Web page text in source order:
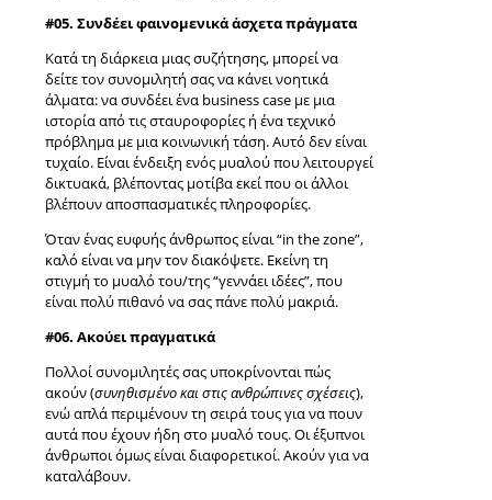
#05. Συνδέει φαινομενικά άσχετα πράγματα
Κατά τη διάρκεια μιας συζήτησης, μπορεί να
δείτε τον συνομιλητή σας να κάνει νοητικά
άλματα: να συνδέει ένα business case με μια
ιστορία από τις σταυροφορίες ή ένα τεχνικό
πρόβλημα με μια κοινωνική τάση. Αυτό δεν είναι
τυχαίο. Είναι ένδειξη ενός μυαλού που λειτουργεί
δικτυακά, βλέποντας μοτίβα εκεί που οι άλλοι
βλέπουν αποσπασματικές πληροφορίες.
Όταν ένας ευφυής άνθρωπος είναι “in the zone”,
καλό είναι να μην τον διακόψετε. Εκείνη τη
στιγμή το μυαλό του/της “γεννάει ιδέες”, που
είναι πολύ πιθανό να σας πάνε πολύ μακριά.
#06. Ακούει πραγματικά
Πολλοί συνομιλητές σας υποκρίνονται πώς
ακούν (συνηθισμένο και στις ανθρώπινες σχέσεις),
ενώ απλά περιμένουν τη σειρά τους για να πουν
αυτά που έχουν ήδη στο μυαλό τους. Οι έξυπνοι
άνθρωποι όμως είναι διαφορετικοί. Ακούν για να
καταλάβουν.